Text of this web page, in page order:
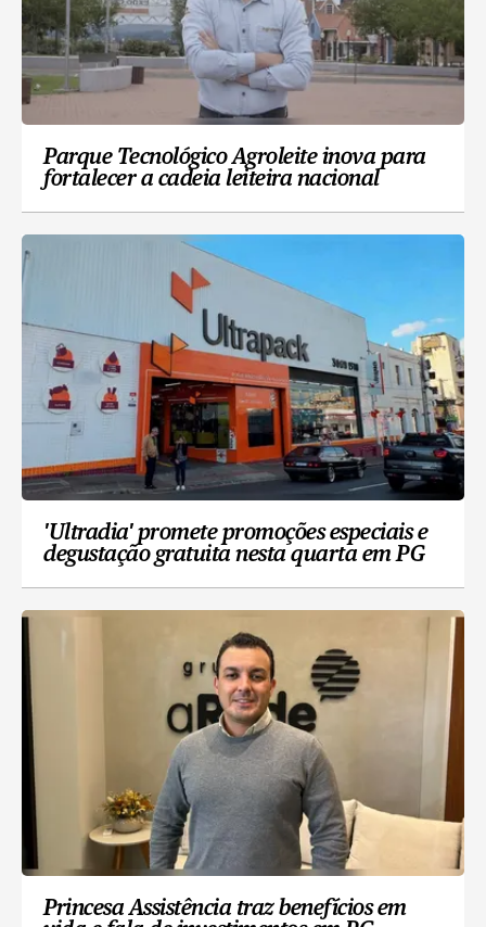
Parque Tecnológico Agroleite inova para
fortalecer a cadeia leiteira nacional
'Ultradia' promete promoções especiais e
degustação gratuita nesta quarta em PG
Princesa Assistência traz benefícios em